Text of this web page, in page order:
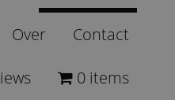
Over Contact
0 items